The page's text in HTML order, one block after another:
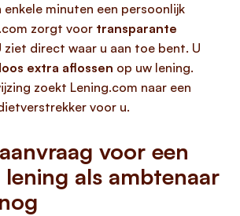
minuten een persoonlijk
zorgt voor transparante
ziet direct waar u aan toe bent. U
extra aflossen op uw lening.
zoekt Lening.com naar een
voor u.
voor een
als ambtenaar